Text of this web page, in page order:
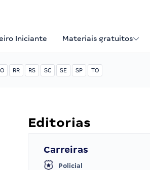
Iniciante Materiais gratuitos
RR RS SC SE SP TO
Editorias
Carreiras
Policial